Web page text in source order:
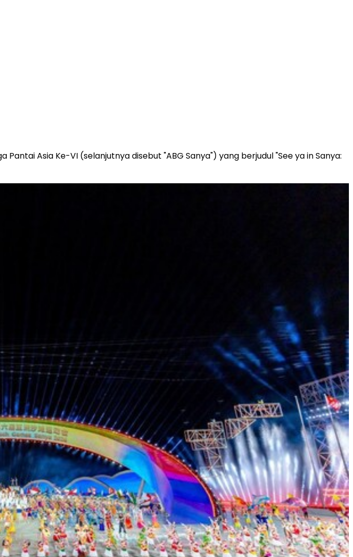
Asia Ke-VI (selanjutnya disebut "ABG Sanya") yang berjudul "See ya in Sanya: